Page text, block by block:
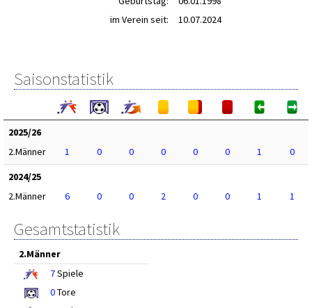
im Verein seit:
10.07.2024
Saisonstatistik
2025/26
2.Männer
1 0 0 0 0 0 1
0
2024/25
2.Männer
6 0 0 2 0 0 1 1
Gesamtstatistik
2.Männer
7Spiele
0Tore